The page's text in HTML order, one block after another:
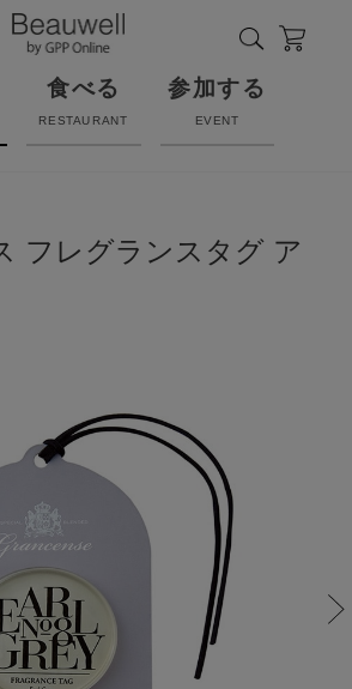
食べる
RESTAURANT
参加する
EVENT
フレグランスタグ ア